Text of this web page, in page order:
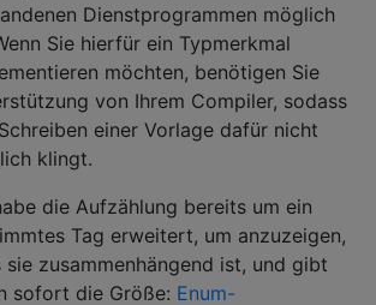
Dienstprogrammen möglich
Sie hierfür ein Typmerkmal
möchten, benötigen Sie
von Ihrem Compiler, sodass
einer Vorlage dafür nicht
klingt.
die Aufzählung bereits um ein
Tag erweitert, um anzuzeigen,
sie zusammenhängend ist, und gibt
sofort die Größe: Enum-